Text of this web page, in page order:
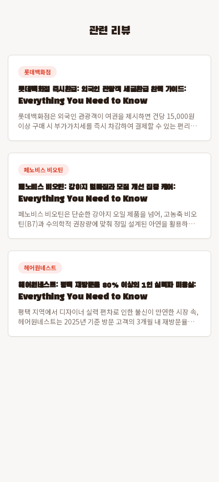
관련 리뷰
롯데백화점
롯데백화점 즉시환급: 외국인 관광객 세금환급 완벽 가이드:
Everything You Need to Know
롯데백화점은 외국인 관광객이 여권을 제시하면 건당 15,000원
이상 구매 시 부가가치세를 즉시 차감하여 결제할 수 있는 편리한
백화점 내에서 면세 쇼...
페노비스 비오틴
페노비스 비오틴: 강아지 털빠짐과 모질 개선 집중 케어:
Everything You Need to Know
페노비스 비오틴은 단순한 강아지 오일 제품을 넘어, 고농축 비오
틴(B7)과 수의학적 권장량에 맞춰 정밀 설계된 아연을 활용하여
나 빠지는 털의 힘을 근본적으로...
헤어원네스트
헤어원네스트: 평택 재방문율 80% 이상의 1인 실력파 미용실:
Everything You Need to Know
평택 지역에서 디자이너 실력 편차로 인한 불신이 만연한 시장 속,
헤어원네스트는 2025년 기준 방문 고객의 3개월 내 재방문율